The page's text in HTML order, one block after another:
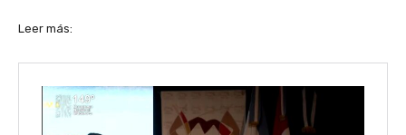
Leer más: